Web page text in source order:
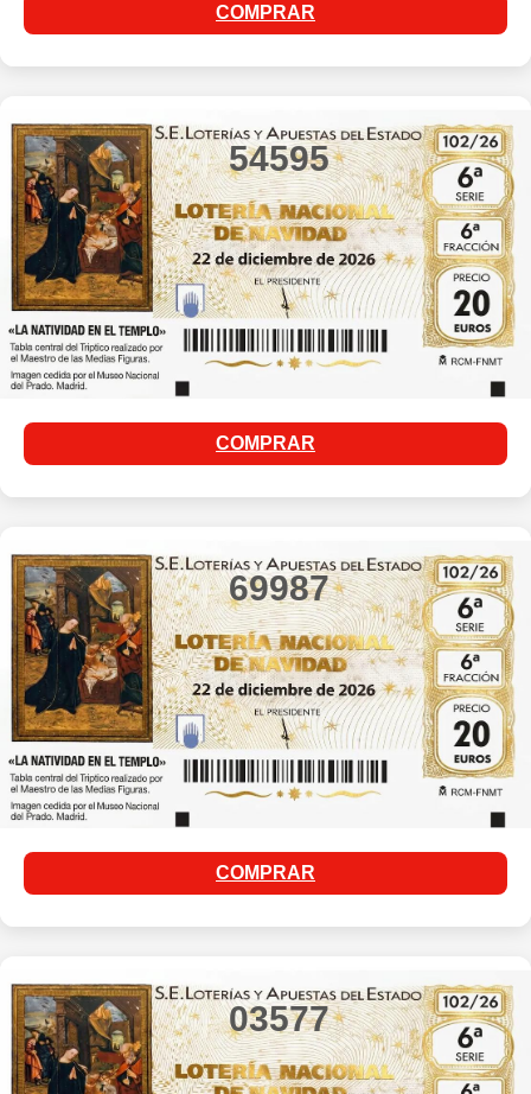
COMPRAR
54595
COMPRAR
69987
COMPRAR
03577